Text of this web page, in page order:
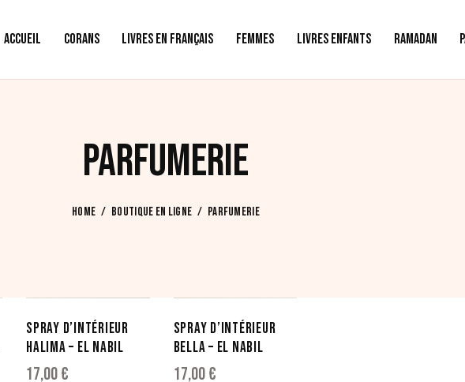
ACCUEIL CORANS LIVRES EN FRANÇAIS FEMMES LIVRES ENFANTS RAMADAN
PARFUMERIE
HOME BOUTIQUE EN LIGNE PARFUMERIE
SPRAY D’INTÉRIEUR
HALIMA – EL NABIL
17,00€
SPRAY D’INTÉRIEUR
BELLA – EL NABIL
17,00€